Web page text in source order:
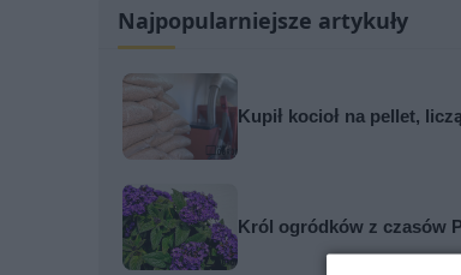
Najpopularniejsze artykuły
Kupił kocioł na pellet,
Król ogródków z czasów